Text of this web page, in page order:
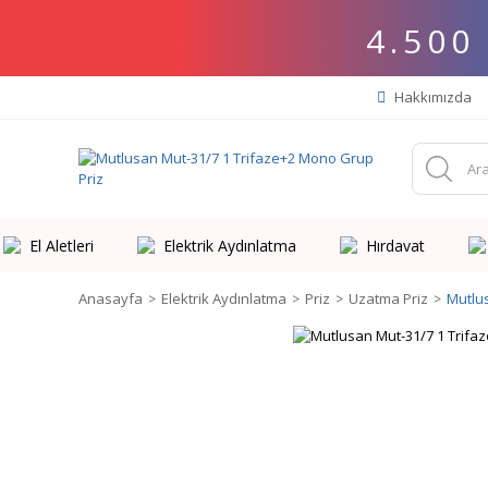
4.500
Hakkımızda
El Aletleri Elektrik Aydınlatma Hırdavat
Anasayfa Elektrik Aydınlatma Priz Uzatma Priz